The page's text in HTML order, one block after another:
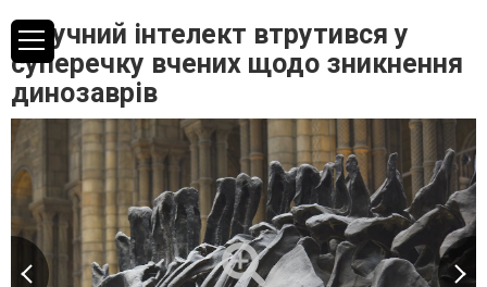
Штучний інтелект втрутився у
суперечку вчених щодо зникнення
динозаврів